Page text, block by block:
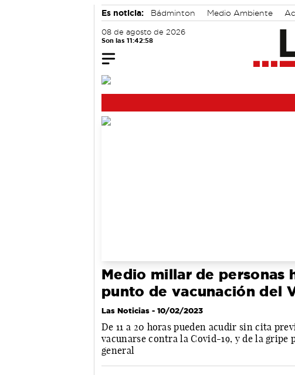
Es noticia: Bádminton Medio Ambiente
08 de agosto de 2026
Son las 11:42:59
Medio millar de personas
punto de vacunación del
Las Noticias - 10/02/2023
De 11 a 20 horas pueden acudir sin cita
vacunarse contra la Covid-19, y de la gripe
general